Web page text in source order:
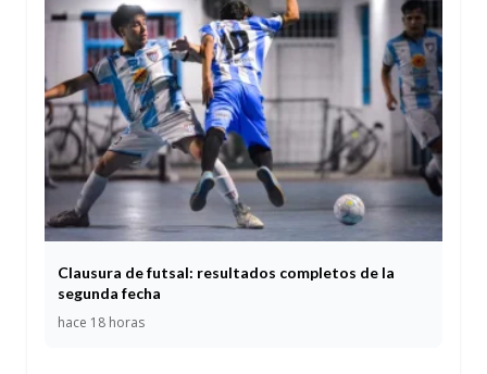
Clausura de futsal: resultados completos de la
segunda fecha
hace 18 horas